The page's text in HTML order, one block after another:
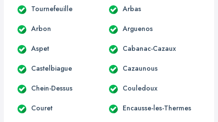
Tournefeuille Arbas
Arbon Arguenos
Aspet Cabanac-Cazaux
Castelbiague Cazaunous
Chein-Dessus Couledoux
Couret Encausse-les-Thermes